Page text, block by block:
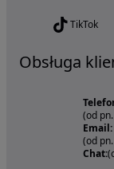
TikTok
Obsługa
(od
(od
Chat: